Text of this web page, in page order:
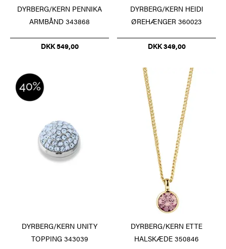
DYRBERG/KERN PENNIKA
ARMBÅND 343868
DKK 549,00
DYRBERG/KERN HEIDI
ØREHÆNGER 360023
DKK 349,00
DYRBERG/KERN UNITY
TOPPING 343039
DYRBERG/KERN ETTE
HALSKÆDE 350846